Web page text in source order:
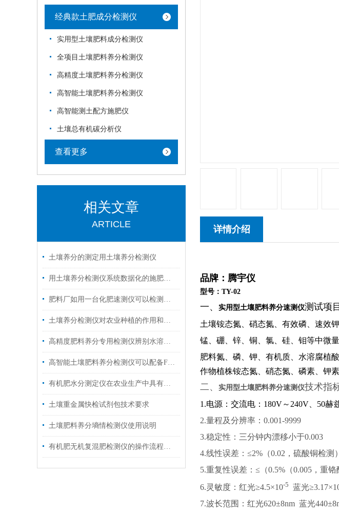
经典款土肥成分检测仪
实用型土壤肥料成分检测仪
全项目土壤肥料养分检测仪
高精度土壤肥料养分检测仪
高智能土壤肥料养分检测仪
高智能测土配方施肥仪
土壤总有机碳分析仪
查看更多
相关文章
ARTICLE
土壤养分的测定用土壤养分检测仪
用土壤养分检测仪系统数据化的施肥种植方案
肥料厂如用一台化肥速测仪可以检测不同肥料样品？
土壤养分检测仪对农业种植的作用和意义
高精度肥料养分专用检测仪辨别水溶肥产品的优劣
高智能土壤肥料养分检测仪可以配备FDR传感器了
有机肥水分测定仪在农业生产中具有重要作用
土壤重金属快检试剂包技术要求
土壤肥料养分墒情检测仪使用说明
有机肥无机复混肥检测仪的操作流程简单
详情介绍
品牌：腾宇仪
型号：TY-02
一、 实用型土壤肥料养分速测仪测试项
土壤铵态氮、硝态氮、有效磷、速效
锰、硼、锌、铜、氯、硅、钼等中微量
肥料氮、磷、钾、有机质、水溶腐植
作物植株铵态氮、硝态氮、磷素、钾
二、 实用型土壤肥料养分速测仪技术指
1.电源：交流电：180V～240V、50赫
2.量程及分辨率：0.001-9999
3.稳定性：三分钟内漂移小于0.003
4.线性误差：≤2%（0.02，硫酸铜检测）
5.重复性误差：≤（0.5%（0.005，重铬
6.灵敏度：红光≥4.5×10-5 蓝光
7.波长范围：红光620±8nm 蓝光